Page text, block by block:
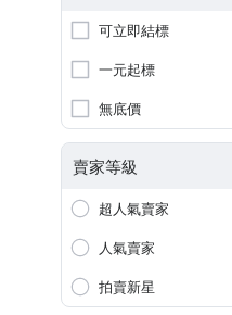
可立即結標
一元起標
無底價
賣家等級
超人氣賣家
人氣賣家
拍賣新星